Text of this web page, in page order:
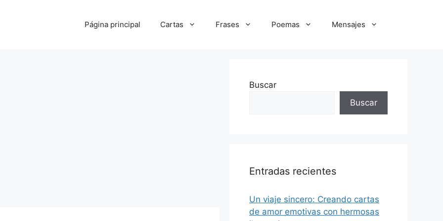
Página principal Cartas Frases Poemas Mensajes
Buscar
Buscar
Entradas recientes
Un viaje sincero: Creando cartas
de amor emotivas con hermosas